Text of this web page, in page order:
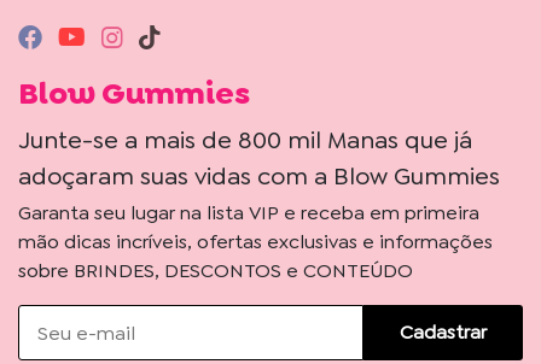
Blow Gummies
Junte-se a mais de 800 mil Manas que já
adoçaram suas vidas com a Blow Gummies
Garanta seu lugar na lista VIP e receba em primeira
mão dicas incríveis, ofertas exclusivas e informações
sobre BRINDES, DESCONTOS e CONTEÚDO
Cadastrar